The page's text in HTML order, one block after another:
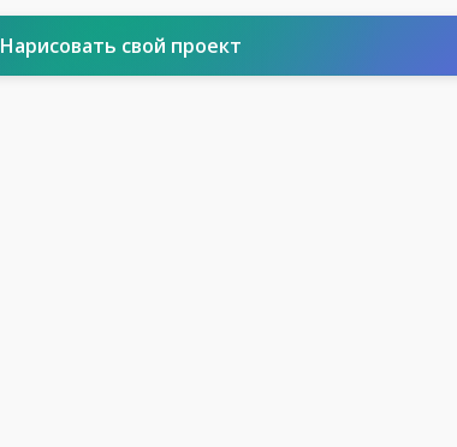
Нарисовать свой проект